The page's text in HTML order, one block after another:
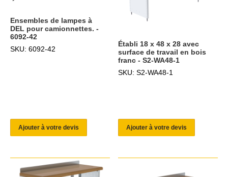
Ensembles de lampes à
DEL pour camionnettes. -
6092-42
SKU: 6092-42
Ajouter à votre devis
Établi 18 x 48 x 28 avec
surface de travail en bois
franc - S2-WA48-1
SKU: S2-WA48-1
Ajouter à votre devis